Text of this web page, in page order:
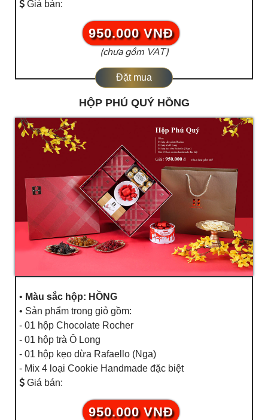
Giá bán:
950.000 VNĐ
(chưa gồm VAT)
Đặt mua
HỘP PHÚ QUÝ HỒNG
• Màu sắc hộp: HỒNG
• Sản phẩm trong giỏ gồm:
- 01 hộp Chocolate Rocher
- 01 hộp trà Ô Long
- 01 hộp kẹo dừa Rafaello (Nga)
- Mix 4 loại Cookie Handmade đặc biệt
Giá bán:
950.000 VNĐ